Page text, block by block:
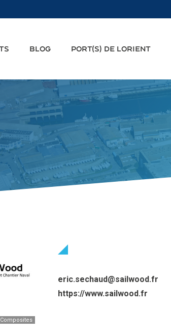
BLOG PORT(S) DE LORIENT
eric.sechaud@sailwood.fr
https://www.sailwood.fr
Composites